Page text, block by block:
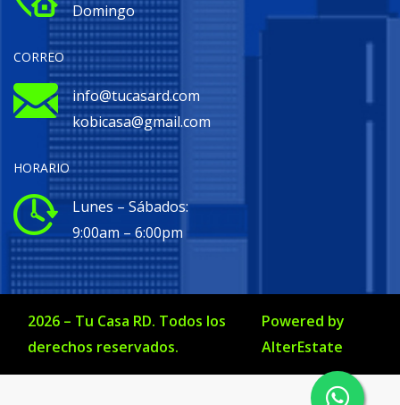
Domingo
CORREO
info@tucasard.com
kobicasa@gmail.com
HORARIO
Lunes – Sábados:
9:00am – 6:00pm
2026 – Tu Casa RD. Todos los
derechos reservados.
Powered by
AlterEstate